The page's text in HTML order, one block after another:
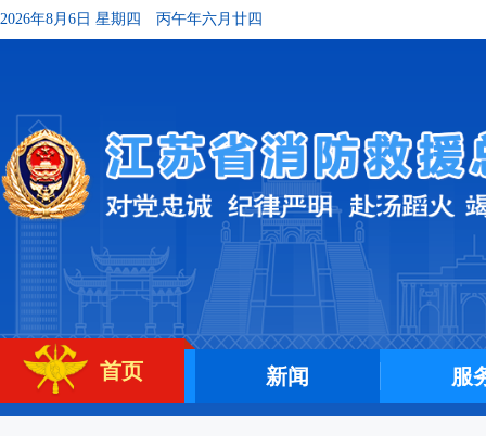
2026年8月6日 星期四 丙午年六月廿四
首页 新闻 服